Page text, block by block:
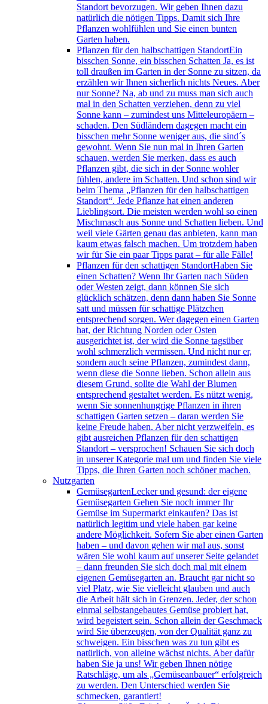
Standort bevorzugen. Wir geben Ihnen dazu
natürlich die nötigen Tipps. Damit sich Ihre
Pflanzen wohlfühlen und Sie einen bunten
Garten haben.
Pflanzen für den halbschattigen StandortEin
bisschen Sonne, ein bisschen Schatten Ja, es ist
toll draußen im Garten in der Sonne zu sitzen, da
erzählen wir Ihnen sicherlich nichts Neues. Aber
nur Sonne? Na, ab und zu muss man sich auch
mal in den Schatten verziehen, denn zu viel
Sonne kann – zumindest uns Mitteleuropäern –
schaden. Den Südländern dagegen macht ein
bisschen mehr Sonne weniger aus, die sind´s
gewohnt. Wenn Sie nun mal in Ihren Garten
schauen, werden Sie merken, dass es auch
Pflanzen gibt, die sich in der Sonne wohler
fühlen, andere im Schatten. Und schon sind wir
beim Thema „Pflanzen für den halbschattigen
Standort“. Jede Pflanze hat einen anderen
Lieblingsort. Die meisten werden wohl so einen
Mischmasch aus Sonne und Schatten lieben. Und
weil viele Gärten genau das anbieten, kann man
kaum etwas falsch machen. Um trotzdem haben
wir für Sie ein paar Tipps parat – für alle Fälle!
Pflanzen für den schattigen StandortHaben Sie
einen Schatten? Wenn Ihr Garten nach Süden
oder Westen zeigt, dann können Sie sich
glücklich schätzen, denn dann haben Sie Sonne
satt und müssen für schattige Plätzchen
entsprechend sorgen. Wer dagegen einen Garten
hat, der Richtung Norden oder Osten
ausgerichtet ist, der wird die Sonne tagsüber
wohl schmerzlich vermissen. Und nicht nur er,
sondern auch seine Pflanzen, zumindest dann,
wenn diese die Sonne lieben. Schon allein aus
diesem Grund, sollte die Wahl der Blumen
entsprechend gestaltet werden. Es nützt wenig,
wenn Sie sonnenhungrige Pflanzen in ihren
schattigen Garten setzen – daran werden Sie
keine Freude haben. Aber nicht verzweifeln, es
gibt ausreichen Pflanzen für den schattigen
Standort – versprochen! Schauen Sie sich doch
in unserer Kategorie mal um und finden Sie viele
Tipps, die Ihren Garten noch schöner machen.
Nutzgarten
GemüsegartenLecker und gesund: der eigene
Gemüsegarten Gehen Sie noch immer Ihr
Gemüse im Supermarkt einkaufen? Das ist
natürlich legitim und viele haben gar keine
andere Möglichkeit. Sofern Sie aber einen Garten
haben – und davon gehen wir mal aus, sonst
wären Sie wohl kaum auf unserer Seite gelandet
– dann freunden Sie sich doch mal mit einem
eigenen Gemüsegarten an. Braucht gar nicht so
viel Platz, wie Sie vielleicht glauben und auch
die Arbeit hält sich in Grenzen. Jeder, der schon
einmal selbstangebautes Gemüse probiert hat,
wird begeistert sein. Schon allein der Geschmack
wird Sie überzeugen, von der Qualität ganz zu
schweigen. Ein bisschen was zu tun gibt es
natürlich, von alleine wächst nichts. Aber dafür
haben Sie ja uns! Wir geben Ihnen nötige
Ratschläge, um als „Gemüseanbauer“ erfolgreich
zu werden. Den Unterschied werden Sie
schmecken, garantiert!